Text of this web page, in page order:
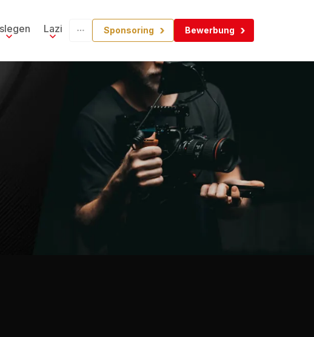
Lazi Sponsoring Bewerbung